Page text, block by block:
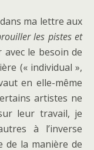
ma lettre aux
les pistes et
le besoin de
(« individual »,
en elle-même
artistes ne
leur travail, je
à l’inverse
de la manière de